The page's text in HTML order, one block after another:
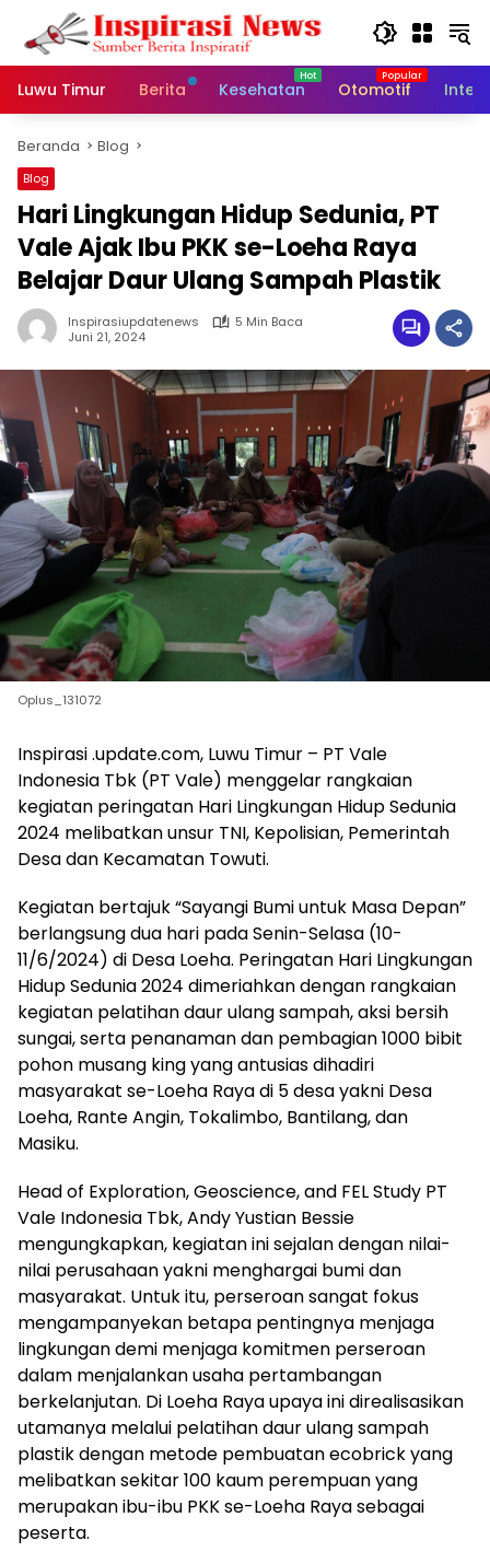
Langsung
konten
Luwu Timur
Berita Kesehatan Otomotif
Beranda Blog
Blog
Hari Lingkungan Hidup Sedunia, PT
Vale Ajak Ibu PKK se-Loeha Raya
Belajar Daur Ulang Sampah Plastik
Inspirasiupdatenews
5 Min Baca
Juni 21, 2024
Oplus_131072
Inspirasi .update.com, Luwu Timur – PT Vale
Indonesia Tbk (PT Vale) menggelar rangkaian
kegiatan peringatan Hari Lingkungan Hidup Sedunia
2024 melibatkan unsur TNI, Kepolisian, Pemerintah
Desa dan Kecamatan Towuti.
Kegiatan bertajuk “Sayangi Bumi untuk Masa Depan”
berlangsung dua hari pada Senin-Selasa (10-
11/6/2024) di Desa Loeha. Peringatan Hari Lingkungan
Hidup Sedunia 2024 dimeriahkan dengan rangkaian
kegiatan pelatihan daur ulang sampah, aksi bersih
sungai, serta penanaman dan pembagian 1000 bibit
pohon musang king yang antusias dihadiri
masyarakat se-Loeha Raya di 5 desa yakni Desa
Loeha, Rante Angin, Tokalimbo, Bantilang, dan
Masiku.
Head of Exploration, Geoscience, and FEL Study PT
Vale Indonesia Tbk, Andy Yustian Bessie
mengungkapkan, kegiatan ini sejalan dengan nilai-
nilai perusahaan yakni menghargai bumi dan
masyarakat. Untuk itu, perseroan sangat fokus
mengampanyekan betapa pentingnya menjaga
lingkungan demi menjaga komitmen perseroan
dalam menjalankan usaha pertambangan
berkelanjutan. Di Loeha Raya upaya ini direalisasikan
utamanya melalui pelatihan daur ulang sampah
plastik dengan metode pembuatan ecobrick yang
melibatkan sekitar 100 kaum perempuan yang
merupakan ibu-ibu PKK se-Loeha Raya sebagai
peserta.